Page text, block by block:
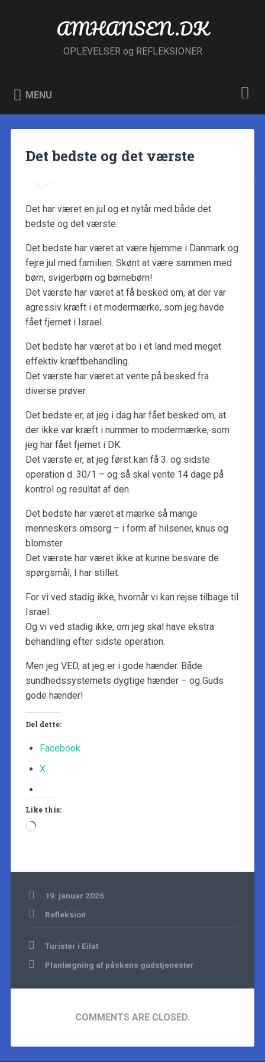
AMHANSEN.DK
OPLEVELSER og REFLEKSIONER
MENU
Det bedste og det værste
Det har været en jul og et nytår med både det
bedste og det værste.
Det bedste har været at være hjemme i Danmark og
fejre jul med familien. Skønt at være sammen med
børn, svigerbørn og børnebørn!
Det værste har været at få besked om, at der var
agressiv kræft i et modermærke, som jeg havde
fået fjernet i Israel.
Det bedste har været at bo i et land med meget
effektiv kræftbehandling.
Det værste har været at vente på besked fra
diverse prøver.
Det bedste er, at jeg i dag har fået besked om, at
der ikke var kræft i nummer to modermærke, som
jeg har fået fjernet i DK.
Det værste er, at jeg først kan få 3. og sidste
operation d. 30/1 – og så skal vente 14 dage på
kontrol og resultat af den.
Det bedste har været at mærke så mange
menneskers omsorg – i form af hilsener, knus og
blomster.
Det værste har været ikke at kunne besvare de
spørgsmål, I har stillet.
For vi ved stadig ikke, hvornår vi kan rejse tilbage til
Israel.
Og vi ved stadig ikke, om jeg skal have ekstra
behandling efter sidste operation.
Men jeg VED, at jeg er i gode hænder. Både
sundhedssystemets dygtige hænder – og Guds
gode hænder!
Del dette:
Facebook
X
Like this:
Loading…
19. januar 2026
Refleksion
Indlægsnavigation
Turister i Eilat
Planlægning af påskens gudstjenester
COMMENTS ARE CLOSED.